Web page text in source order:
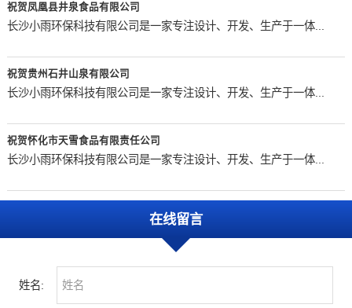
祝贺凤凰县井泉食品有限公司
长沙小雨环保科技有限公司是一家专注设计、开发、生产于一体...
祝贺贵州石井山泉有限公司
长沙小雨环保科技有限公司是一家专注设计、开发、生产于一体...
祝贺怀化市天雪食品有限责任公司
长沙小雨环保科技有限公司是一家专注设计、开发、生产于一体...
在线留言
姓名: